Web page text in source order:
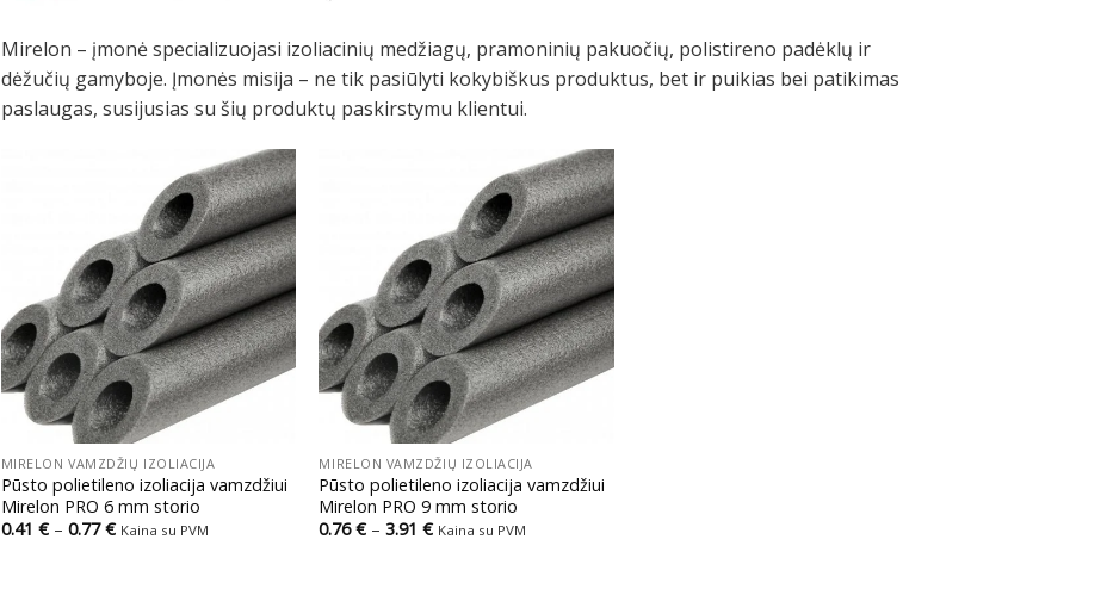
Mirelon – įmonė specializuojasi izoliacinių medžiagų, pramoninių pakuočių, polistireno padėklų ir
dėžučių gamyboje. Įmonės misija – ne tik pasiūlyti kokybiškus produktus, bet ir puikias bei patikimas
paslaugas, susijusias su šių produktų paskirstymu klientui.
+
MIRELON VAMZDŽIŲ IZOLIACIJA
Pūsto polietileno izoliacija vamzdžiui
Mirelon PRO 6 mm storio
0.41 € – 0.77€Price
Kaina su PVM
+
MIRELON VAMZDŽIŲ IZOLIACIJA
Pūsto polietileno izoliacija vamzdžiui
Mirelon PRO 9 mm storio
0.76€ – 3.91€Price
Kaina su PVM